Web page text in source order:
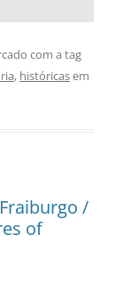
com a tag
, históricasem
/
of